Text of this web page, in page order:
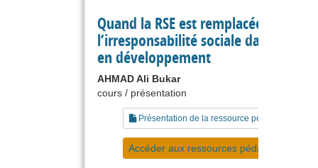
Quand la RSE est remplacée par
l’irresponsabilité sociale dans les
en développement
AHMAD Ali Bukar
cours / présentation
Présentation de la ressource pédagogique
Accéder aux ressources pédagogiques